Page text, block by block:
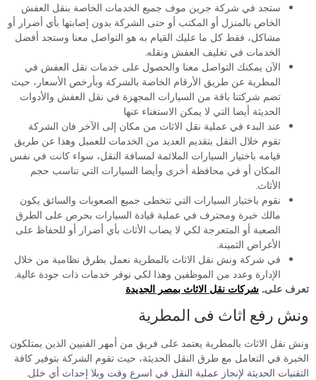
ستجد في شركة جرين موف جميع الخدمات الخاصة بنقل العفش
الخاص بالمنزل أو المكتب أو حتى الشركة بدون إصابتها بأي أضرار أو
مشاكل، فقط كل ما عليك القيام به هو التواصل معنا وستجد أفضل
الخدمات في تغليف العفش ونقله.
الآن يمكنك التواصل معنا والحصول على خدمات نقل العفش في
المطرية عن طريق الأرقام الخاصة بالشركة وبأرخص الأسعار، حيث
تضم شركتنا باقة من السيارات المجهزة في نقل العفش والأدوات
الحديثة أيضا التي لا يمكن الاستغناء عنها
عند البدء في عملية نقل الاثاث من مكان إلى الآخر فان الشركة
تقوم خلال النقل بتقديم العديد من الخدمات للعميل وهذا عن طريق
قيامه باختيار السيارات الملائمة لمسافة النقل، سواء كانت في نفس
المكان أو في محافظة أخرى وأيضا السيارات التي تناسب حجم
الأثاث.
نقوم باختيار السيارات التي تتخطى جميع الصعوبات والسائق يكون
مالك خبرة ومحترف في عملية قيادة السيارات بحرص على الطرق
الصعبة أو المتعرجة لكي لا يصاب الأثاث بأي أضرار أو للحفاظ على
الأغراض الثمينة.
في شركة ونش نقل الاثاث بالمطرية نعمل بطرق نظامية من خلال
الإدارة وعدد من الموظفين وهذا لكي نوفر خدمات ذات جودة عالية.
تعرف على.. شركات نقل الاثاث بمصر الجديدة
ونش رفع اثاث فى المطرية
ونش نقل الاثاث بالمطرية يعتمد على فريق من أمهر الفنيين الذين يمتلكون
الخبرة في التعامل مع طرق النقل الحديثة، حيث تقوم الشركة بتوفير كافة
التقنيات الحديثة لإنجاز عملية النقل في اسرع وقت وبلا إحداث أي خلل.